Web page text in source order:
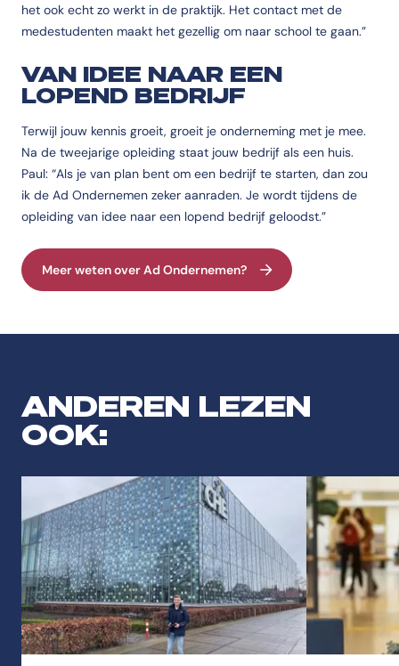
het ook echt zo werkt in de praktijk. Het contact met de
medestudenten maakt het gezellig om naar school te gaan.”
VAN IDEE NAAR EEN
LOPEND BEDRIJF
Terwijl jouw kennis groeit, groeit je onderneming met je mee.
Na de tweejarige opleiding staat jouw bedrijf als een huis.
Paul: “Als je van plan bent om een bedrijf te starten, dan zou
ik de Ad Ondernemen zeker aanraden. Je wordt tijdens de
opleiding van idee naar een lopend bedrijf geloodst.”
Meer weten over Ad Ondernemen?
ANDEREN LEZEN
OOK: